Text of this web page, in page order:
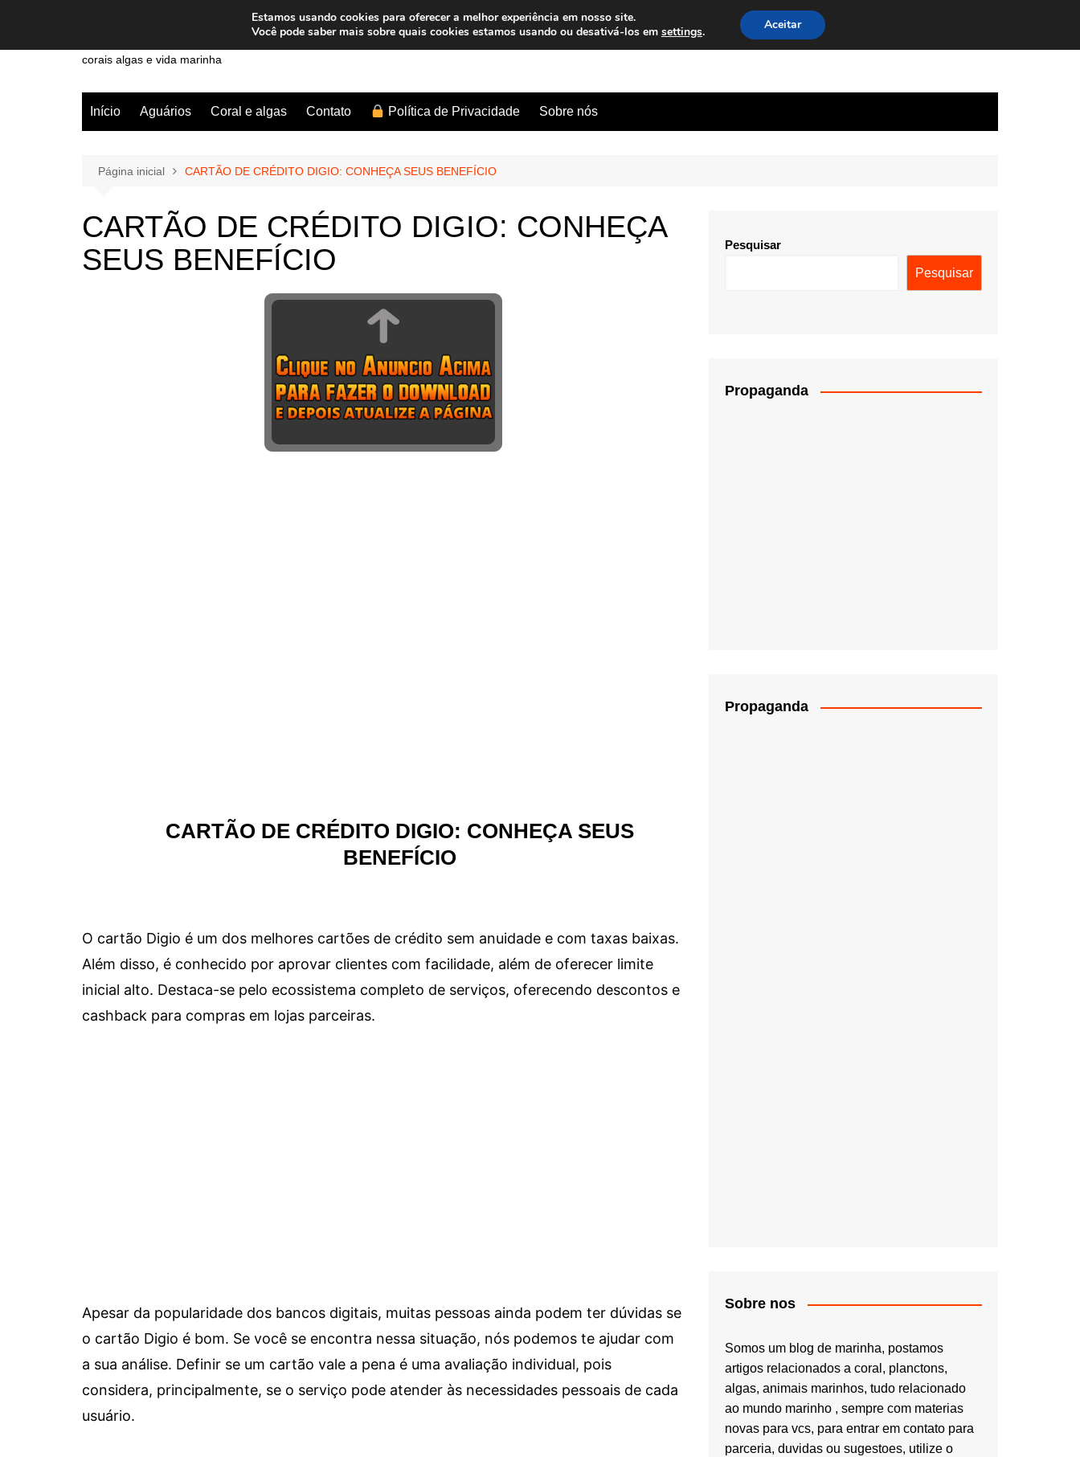
o
corais algas e vida marinha
Início Aguários Coral e algas Contato Política de Privacidade Sobre nós
Página inicial CARTÃO DE CRÉDITO DIGIO: CONHEÇA SEUS BENEFÍCIO
CARTÃO DE CRÉDITO DIGIO: CONHEÇA
SEUS BENEFÍCIO
CARTÃO DE CRÉDITO DIGIO: CONHEÇA SEUS
BENEFÍCIO
O cartão Digio é um dos melhores cartões de crédito sem anuidade e com taxas baixas.
Além disso, é conhecido por aprovar clientes com facilidade, além de oferecer limite
inicial alto. Destaca-se pelo ecossistema completo de serviços, oferecendo descontos e
cashback para compras em lojas parceiras.
Apesar da popularidade dos bancos digitais, muitas pessoas ainda podem ter dúvidas se
o cartão Digio é bom. Se você se encontra nessa situação, nós podemos te ajudar com
a sua análise. Definir se um cartão vale a pena é uma avaliação individual, pois
considera, principalmente, se o serviço pode atender às necessidades pessoais de cada
usuário.
Pesquisar
Pesquisar
Propaganda
Propaganda
Sobre nos
Somos um blog de marinha, postamos
artigos relacionados a coral, planctons,
algas, animais marinhos, tudo relacionado
ao mundo marinho , sempre com materias
novas para vcs, para entrar em contato para
parceria, duvidas ou sugestoes, utilize o
Estamos usando cookies para oferecer a melhor experiência em nosso site.
Você pode saber mais sobre quais cookies estamos usando ou desativá-los em settings. Aceitar